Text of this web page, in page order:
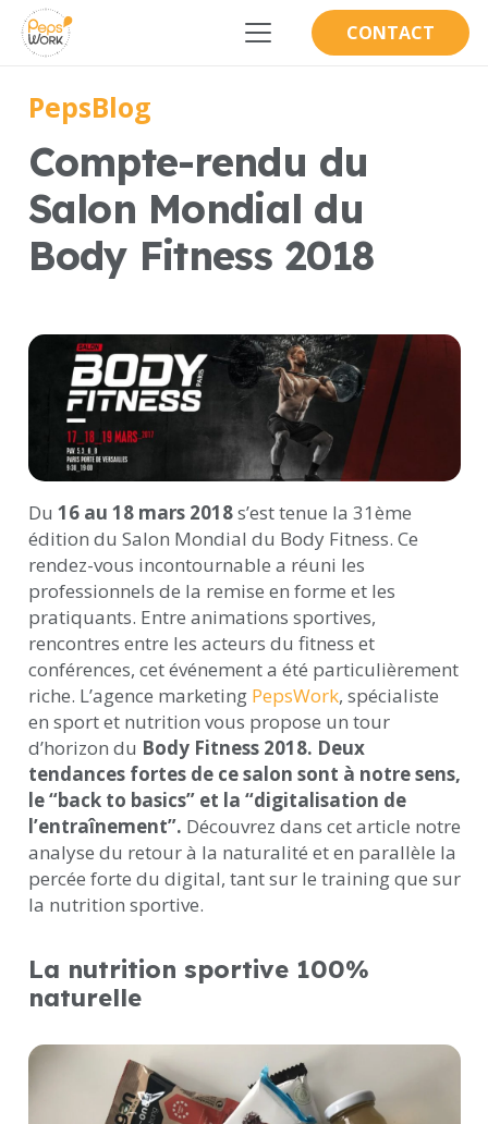
CONTACT
PepsBlog
Compte-rendu du
Salon Mondial du
Body Fitness 2018
Du 16 au 18 mars 2018s’est tenue la 31ème
édition du Salon Mondial du Body Fitness. Ce
rendez-vous incontournable a réuni les
professionnels de la remise en forme et les
pratiquants. Entre animations sportives,
rencontres entre les acteurs du fitness et
conférences, cet événement a été particulièrement
riche. L’agence marketing PepsWork, spécialiste
en sport et nutrition vous propose un tour
d’horizon du Body Fitness 2018. Deux
tendances fortes de ce salon sont à notre sens,
le “back to basics” et la “digitalisation de
l’entraînement”. Découvrez dans cet article notre
analyse du retour à la naturalité et en parallèle la
percée forte du digital, tant sur le training que sur
la nutrition sportive.
La nutrition sportive 100%
naturelle